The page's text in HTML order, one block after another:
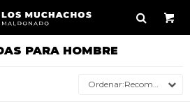
PARA HOMBRE
Recomendados